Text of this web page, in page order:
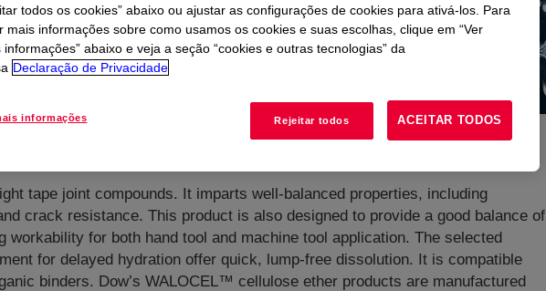
tape joint compounds. It imparts well-balanced properties, including
crack resistance. This product is also designed to provide a good balance of
workability for both hand tool and machine tool application. The selected
for delayed hydration offer quick, lump-free dissolution. It is compatible
binders. Dow’s WALOCEL™ cellulose ether products are manufactured
todos os cookies” abaixo ou ajustar as configurações de cookies para ativá-los. Para
mais informações sobre como usamos os cookies e suas escolhas, clique em “Ver
informações” abaixo e veja a seção “cookies e outras tecnologias” da
Declaração de Privacidade
informações Rejeitar todos ACEITAR TODOS